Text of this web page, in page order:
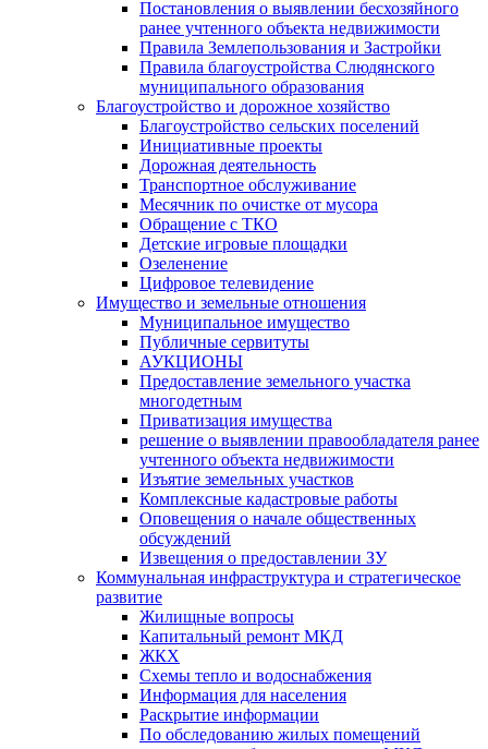
Постановления о выявлении бесхозяйного
ранее учтенного объекта недвижимости
Правила Землепользования и Застройки
Правила благоустройства Слюдянского
муниципального образования
Благоустройство и дорожное хозяйство
Благоустройство сельских поселений
Инициативные проекты
Дорожная деятельность
Транспортное обслуживание
Месячник по очистке от мусора
Обращение с ТКО
Детские игровые площадки
Озеленение
Цифровое телевидение
Имущество и земельные отношения
Муниципальное имущество
Публичные сервитуты
АУКЦИОНЫ
Предоставление земельного участка
многодетным
Приватизация имущества
решение о выявлении правообладателя ранее
учтенного объекта недвижимости
Изъятие земельных участков
Комплексные кадастровые работы
Оповещения о начале общественных
обсуждений
Извещения о предоставлении ЗУ
Коммунальная инфраструктура и стратегическое
развитие
Жилищные вопросы
Капитальный ремонт МКД
ЖКХ
Схемы тепло и водоснабжения
Информация для населения
Раскрытие информации
По обследованию жилых помещений